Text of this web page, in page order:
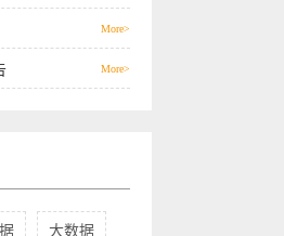
More>
More>
大数据